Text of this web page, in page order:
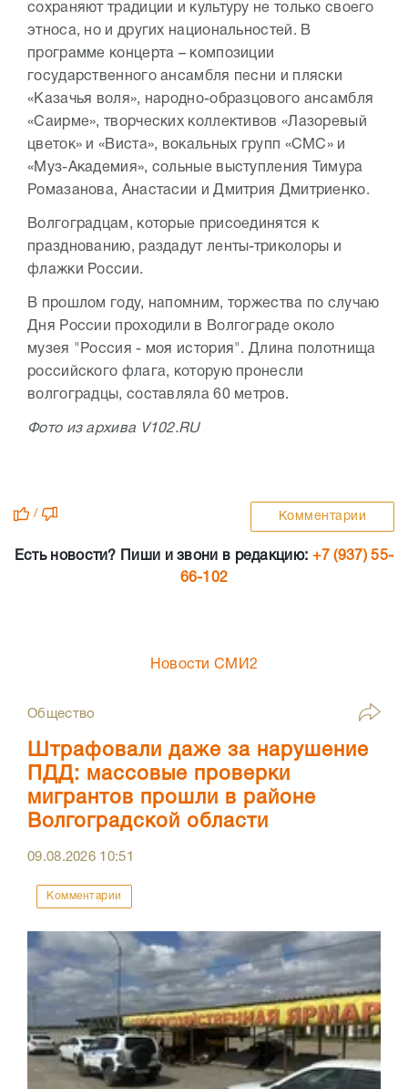
сохраняют традиции и культуру не только своего
этноса, но и других национальностей. В
программе концерта – композиции
государственного ансамбля песни и пляски
«Казачья воля», народно-образцового ансамбля
«Саирме», творческих коллективов «Лазоревый
цветок» и «Виста», вокальных групп «СМС» и
«Муз-Академия», сольные выступления Тимура
Ромазанова, Анастасии и Дмитрия Дмитриенко.
Волгоградцам, которые присоединятся к
празднованию, раздадут ленты-триколоры и
флажки России.
В прошлом году, напомним, торжества по случаю
Дня России проходили в Волгограде около
музея "Россия - моя история". Длина полотнища
российского флага, которую пронесли
волгоградцы, составляла 60 метров.
Фото из архива V102.RU
/ Комментарии
Есть новости? Пиши и звони в редакцию: +7 (937) 55-
66-102
Новости СМИ2
Общество
Штрафовали даже за нарушение
ПДД: массовые проверки
мигрантов прошли в районе
Волгоградской области
09.08.2026 10:51
Комментарии